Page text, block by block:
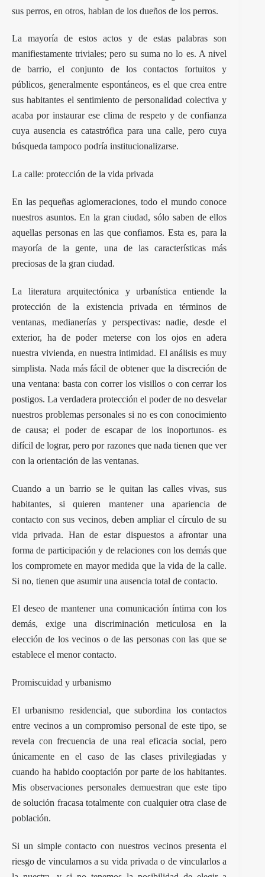
sus perros, en otros, hablan de los dueños de los perros.
La mayoría de estos actos y de estas palabras son
manifiestamente triviales; pero su suma no lo es. A nivel
de barrio, el conjunto de los contactos fortuitos y
públicos, generalmente espontáneos, es el que crea entre
sus habitantes el sentimiento de personalidad colectiva y
acaba por instaurar ese clima de respeto y de confianza
cuya ausencia es catastrófica para una calle, pero cuya
búsqueda tampoco podría institucionalizarse.
La calle: protección de la vida privada
En las pequeñas aglomeraciones, todo el mundo conoce
nuestros asuntos. En la gran ciudad, sólo saben de ellos
aquellas personas en las que confiamos. Esta es, para la
mayoría de la gente, una de las características más
preciosas de la gran ciudad.
La literatura arquitectónica y urbanística entiende la
protección de la existencia privada en términos de
ventanas, medianerías y perspectivas: nadie, desde el
exterior, ha de poder meterse con los ojos en adera
nuestra vivienda, en nuestra intimidad. El análisis es muy
simplista. Nada más fácil de obtener que la discreción de
una ventana: basta con correr los visillos o con cerrar los
postigos. La verdadera protección el poder de no desvelar
nuestros problemas personales si no es con conocimiento
de causa; el poder de escapar de los inoportunos- es
difícil de lograr, pero por razones que nada tienen que ver
con la orientación de las ventanas.
Cuando a un barrio se le quitan las calles vivas, sus
habitantes, si quieren mantener una apariencia de
contacto con sus vecinos, deben ampliar el círculo de su
vida privada. Han de estar dispuestos a afrontar una
forma de participación y de relaciones con los demás que
los compromete en mayor medida que la vida de la calle.
Si no, tienen que asumir una ausencia total de contacto.
El deseo de mantener una comunicación íntima con los
demás, exige una discriminación meticulosa en la
elección de los vecinos o de las personas con las que se
establece el menor contacto.
Promiscuidad y urbanismo
El urbanismo residencial, que subordina los contactos
entre vecinos a un compromiso personal de este tipo, se
revela con frecuencia de una real eficacia social, pero
únicamente en el caso de las clases privilegiadas y
cuando ha habido cooptación por parte de los habitantes.
Mis observaciones personales demuestran que este tipo
de solución fracasa totalmente con cualquier otra clase de
población.
Si un simple contacto con nuestros vecinos presenta el
riesgo de vincularnos a su vida privada o de vincularlos a